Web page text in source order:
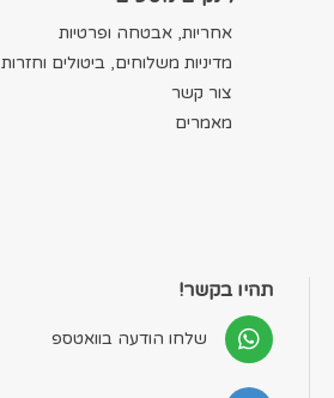
אחריות, אבטחה ופרטיות
מדיניות משלוחים, ביטולים וחזרות
צור קשר
מאמרים
תהיו בקשר!
שלחו הודעה בוואטספ